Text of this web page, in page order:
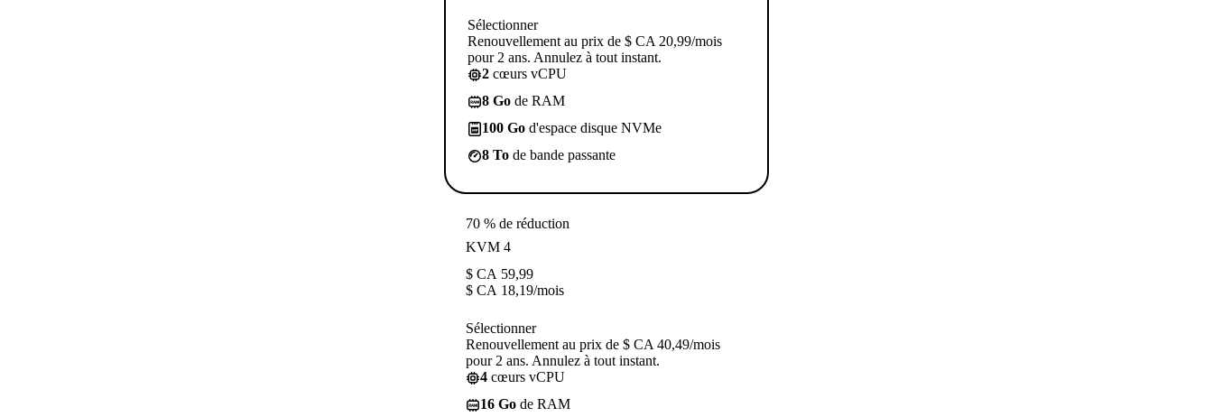
Sélectionner
Renouvellement au prix de $ CA 20,99/mois
pour 2 ans. Annulez à tout instant.
2 cœurs vCPU
8 Go de RAM
100 Go d'espace disque NVMe
8 To de bande passante
70 % de réduction
KVM 4
$ CA 59,99
$ CA 18,19/mois
Sélectionner
Renouvellement au prix de $ CA 40,49/mois
pour 2 ans. Annulez à tout instant.
4 cœurs vCPU
16 Go de RAM